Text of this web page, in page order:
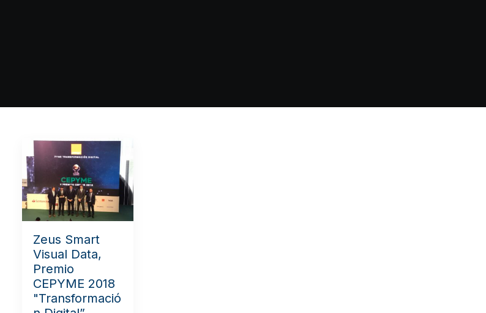
Zeus Smart
Visual Data,
Premio
CEPYME 2018
"Transformació